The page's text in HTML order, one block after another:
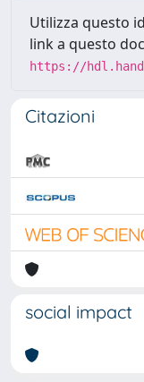
Utilizza questo
link a questo
https://
Citazioni
social impact